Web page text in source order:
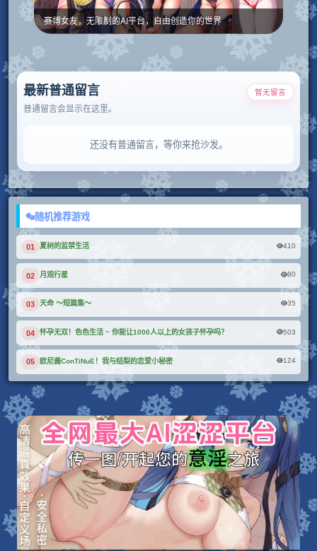
赛博女友，无限制的AI平台，自由创造你的世界
最新普通留言
普通留言会显示在这里。
暂无留言
还没有普通留言，等你来抢沙发。
随机推荐游戏
01 夏树的监禁生活 410
02 月观行星 80
03 天命 ～短篇集～ 35
04 怀孕无双！色色生活 ~ 你能让1000人以上的女孩子怀孕吗？ 503
05 欧尼酱ConTiNuE！我与结梨的恋爱小秘密 124